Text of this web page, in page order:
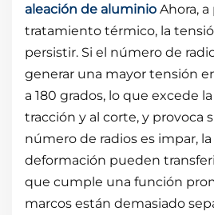
aleación de aluminio Ahora,
tratamiento térmico, la
persistir. Si el número de
generar una mayor tensión
a 180 grados, lo que excede
tracción y al corte, y provoca
número de radios es impar,
deformación pueden
que cumple una función
marcos están demasiado